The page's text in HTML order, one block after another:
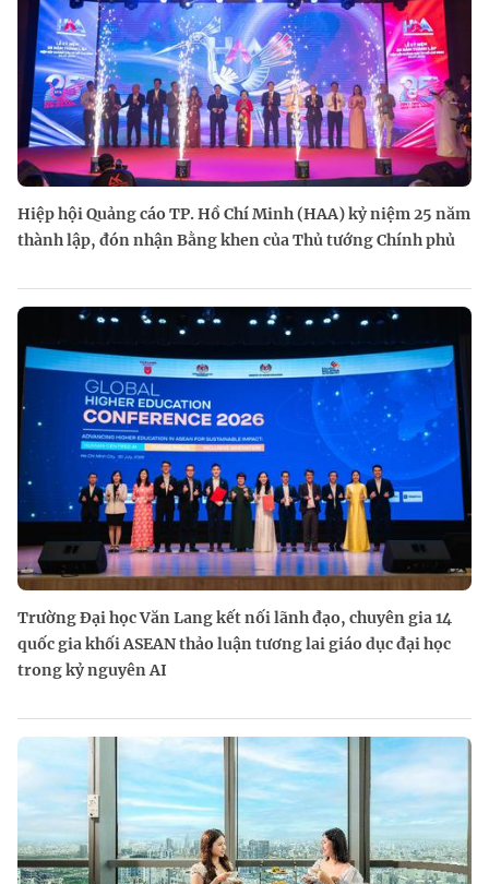
Hiệp hội Quảng cáo TP. Hồ Chí Minh (HAA) kỷ niệm 25 năm
thành lập, đón nhận Bằng khen của Thủ tướng Chính phủ
Trường Đại học Văn Lang kết nối lãnh đạo, chuyên gia 14
quốc gia khối ASEAN thảo luận tương lai giáo dục đại học
trong kỷ nguyên AI